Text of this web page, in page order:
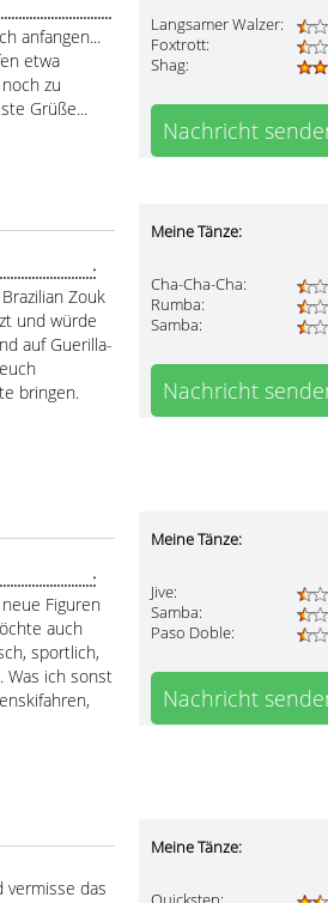
anfangen...
etwa
zu
Grüße...
Langsamer Walzer:
Foxtrott:
Shag:
Nachricht
Zouk
und würde
auf Guerilla-
bringen.
Meine Tänze:
Cha-Cha-Cha:
Rumba:
Samba:
Nachricht
Figuren
auch
sportlich,
Was ich sonst
Meine Tänze:
Jive:
Samba:
Paso Doble:
Nachricht
vermisse das
Meine Tänze: